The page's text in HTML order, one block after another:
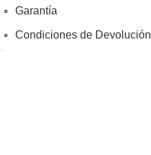
Garantía
Condiciones de Devolución